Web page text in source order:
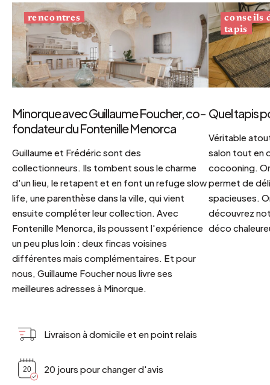
rencontres
Minorque avec Guillaume Foucher, co-
fondateur du Fontenille Menorca
Guillaume et Frédéric sont des
collectionneurs. Ils tombent sous le charme
d'un lieu, le retapent et en font un refuge slow
life, une parenthèse dans la ville, qui vient
ensuite compléter leur collection. Avec
Fontenille Menorca, ils poussent l'expérience
un peu plus loin : deux fincas voisines
différentes mais complémentaires. Et pour
nous, Guillaume Foucher nous livre ses
meilleures adresses à Minorque.
conseils
tapis
Quel tapis
Véritable
salon tout en
cocooning.
permet de
spacieuses.
découvrez
déco
Livraison à domicile et en point relais
20 jours pour changer d'avis